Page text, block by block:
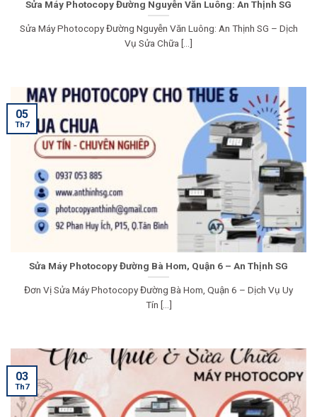
Sửa Máy Photocopy Đường Nguyễn Văn Luông: An Thịnh SG
Sửa Máy Photocopy Đường Nguyễn Văn Luông: An Thịnh SG – Dịch
Vụ Sửa Chữa [...]
Sửa Máy Photocopy Đường Bà Hom, Quận 6 – An Thịnh SG
Đơn Vị Sửa Máy Photocopy Đường Bà Hom, Quận 6 – Dịch Vụ Uy
Tín [...]
05
Th7
03
Th7